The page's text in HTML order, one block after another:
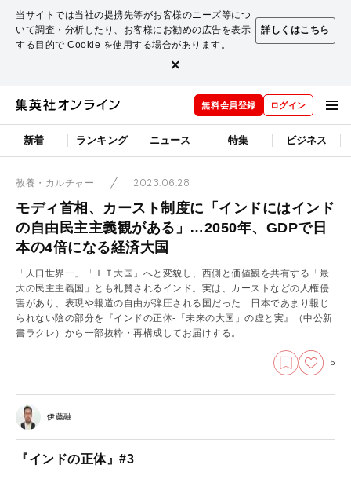
当サイトでは当社の提携先等がお客様のニーズ等につ
いて調査・分析したり、お客様にお勧めの広告を表示
する目的で Cookie を使用する場合があります。
詳しくはこちら
×
無料会員登録 ログイン
新着 ランキング ニュース 特集 ビジネス
教養・カルチャー 2023.06.28
モディ首相、カースト制度に「インドにはインド
の自由民主主義観がある」…2050年、GDPで日
本の4倍になる経済大国
「人口世界一」「ＩＴ大国」へと変貌し、西側と価値観を共有する「最
大の民主主義国」とも礼賛されるインド。実は、カーストなどの人権侵
害があり、表現や報道の自由が弾圧される国だった…日本であまり報じ
られない陰の部分を『インドの正体-「未来の大国」の虚と実』（中公新
書ラクレ）から一部抜粋・再構成してお届けする。
5
伊藤融
『インドの正体』#3